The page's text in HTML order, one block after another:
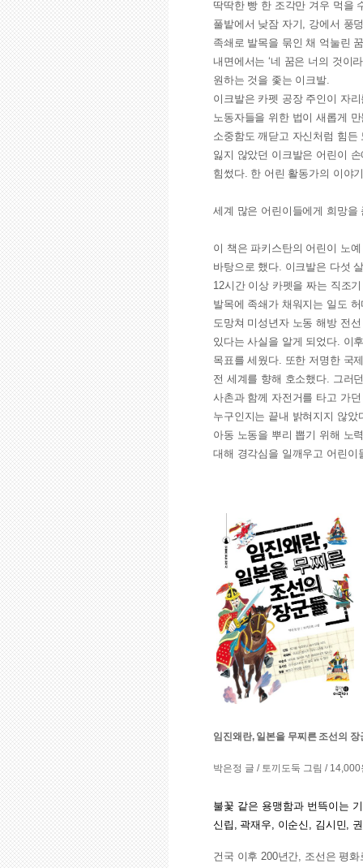
딱딱한 빵 한 조각만 겨우 먹을
풀밭에서 낮잠 자기, 강에서 풍
족쇄로 발목을 묶인 채 억눌린
내면에서는 ‘네 꿈은 너의 것이
원하는 것을 좇는 이크발.
이크발은 카펫 공장 주인이 자
노동자들을 위한 법이 새롭게
소중함도 깨닫고 자신처럼 힘
잃지 않았던 이크발은 어린이
힘썼다. 한 어린 활동가의 이야
세계 많은 어린이들에게 희망을
이 책은 파키스탄의 어린이 노
바탕으로 했다. 이크발은 다섯
12시간 이상 카펫을 짜는 직조
발목에 족쇄가 채워지는 일도
도망쳐 미성년자 노동 해방 전
있다는 사실을 알게 되었다. 이
목표를 세웠다. 또한 저명한 국
전 세계를 향해 호소했다. 그러
사촌과 함께 자전거를 타고 가
누구인지는 끝내 밝혀지지 않
아동 노동을 뿌리 뽑기 위해 노
대해 경각심을 일깨우고 어린
임진왜란, 일본을 무찌른 조선의 장
박은정 글 / 토끼도둑 그림 /
불꽃 같은 용맹함과 번뜩이는
신립, 곽재우, 이순신, 김시민,
건국 이후 200년간, 조선은 평